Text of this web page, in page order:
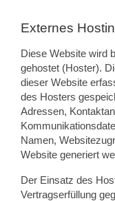
Externes
Diese Website wird
gehostet (Hoster).
dieser Website
des Hosters
Adressen,
Namen,
Website generiert
Der Einsatz des
Vertragserfüllung